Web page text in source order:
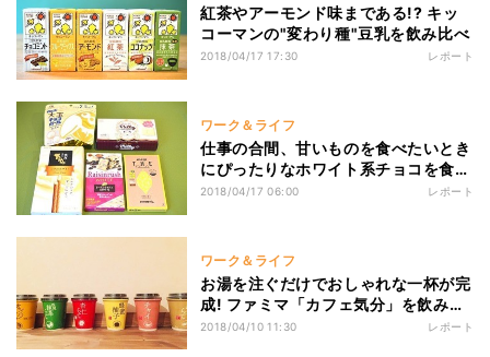
紅茶やアーモンド味まである!? キッ
コーマンの"変わり種"豆乳を飲み比べ
2018/04/17 17:30 レポート
ワーク＆ライフ
仕事の合間、甘いものを食べたいとき
にぴったりなホワイト系チョコを食べ
比べ
2018/04/17 06:00 レポート
ワーク＆ライフ
お湯を注ぐだけでおしゃれな一杯が完
成! ファミマ「カフェ気分」を飲み比
べ
2018/04/10 11:30 レポート